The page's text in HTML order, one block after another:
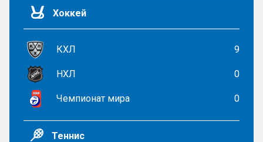
Хоккей
КХЛ 9
НХЛ 0
Чемпионат мира 0
Теннис